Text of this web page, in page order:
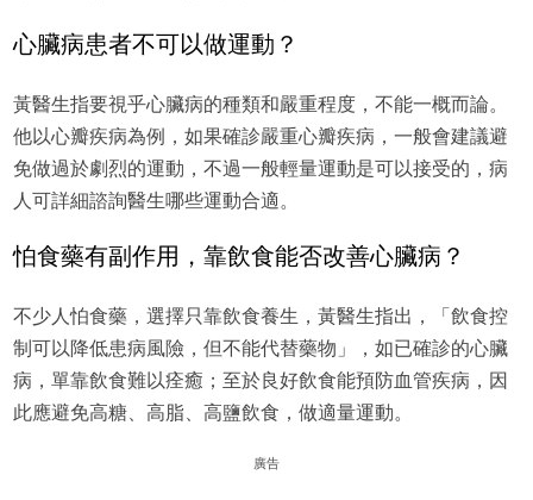
心臟病患者不可以做運動？
黃醫生指要視乎心臟病的種類和嚴重程度，不能一概而論。
他以心瓣疾病為例，如果確診嚴重心瓣疾病，一般會建議避
免做過於劇烈的運動，不過一般輕量運動是可以接受的，病
人可詳細諮詢醫生哪些運動合適。
怕食藥有副作用，靠飲食能否改善心臟病？
不少人怕食藥，選擇只靠飲食養生，黃醫生指出，「飲食控
制可以降低患病風險，但不能代替藥物」，如已確診的心臟
病，單靠飲食難以痊癒；至於良好飲食能預防血管疾病，因
此應避免高糖、高脂、高鹽飲食，做適量運動。
廣告